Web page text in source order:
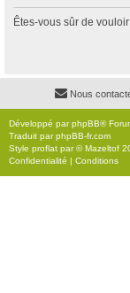
Êtes-vous sûr de
Nous
Développé parphpBB®
Traduit parphpBB-fr.com
Style proflat par ©Mazeltof
Confidentialité | Conditions